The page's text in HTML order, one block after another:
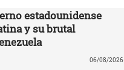
estadounidense
y su brutal
06/08/2026